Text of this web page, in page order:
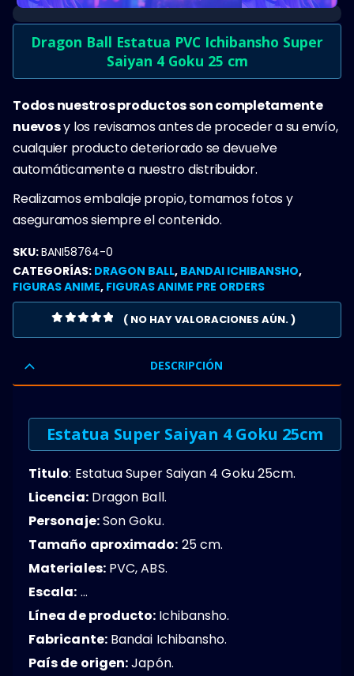
Dragon Ball Estatua PVC Ichibansho Super
Saiyan 4 Goku 25 cm
Todos nuestros productos son completamente
nuevosy los revisamos antes de proceder a su envío,
cualquier producto deteriorado se devuelve
automáticamente a nuestro distribuidor.
Realizamos embalaje propio, tomamos fotos y
aseguramos siempre el contenido.
SKU:BANI58764-0
CATEGORÍAS: DRAGON BALL, BANDAI ICHIBANSHO,
FIGURAS ANIME, FIGURAS ANIME PRE ORDERS
( NO HAY VALORACIONES AÚN. )
DESCRIPCIÓN
Estatua Super Saiyan 4 Goku 25cm
Titulo: Estatua Super Saiyan 4 Goku 25cm.
Licencia:Dragon Ball.
Personaje:Son Goku.
Tamaño aproximado: 25 cm.
Materiales:PVC, ABS.
Escala: …
Línea de producto: Ichibansho.
Fabricante:Bandai Ichibansho.
País de origen:Japón.